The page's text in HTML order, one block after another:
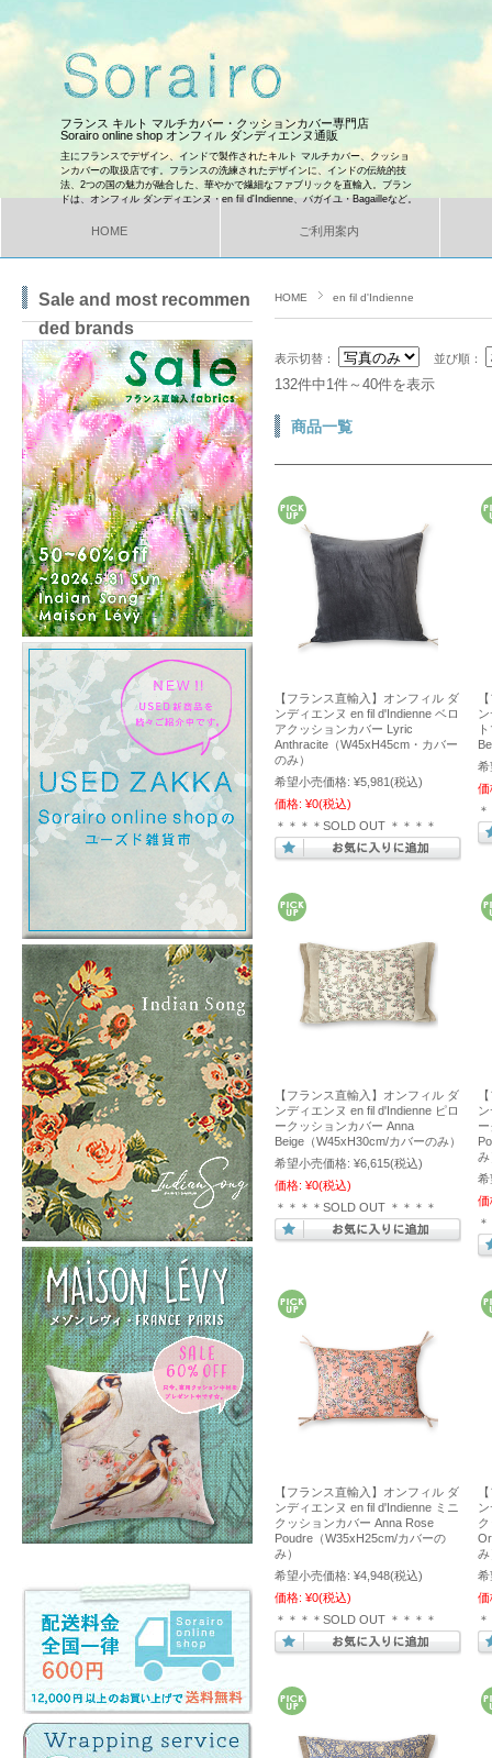
フランス キルト マルチカバー・クッションカバー専門店
Sorairo online shop オンフィル ダンディエンヌ通販
主にフランスでデザイン、インドで製作されたキルト マルチカバー、クッショ
ンカバーの取扱店です。フランスの洗練されたデザインに、インドの伝統的技
法、2つの国の魅力が融合した、華やかで繊細なファブリックを直輸入。ブラン
ドは、オンフィル ダンディエンヌ・en fil d'Indienne、バガイユ・Bagailleなど。
HOME ご利用案内
HOME en fil d'Indienne
表示切替： 並び順：
132件中1件～40件を表示
商品一覧
【フランス直輸入】オンフィル ダ
ンディエンヌ en fil d'Indienne ベロ
アクッションカバー Lyric
Anthracite（W45xH45cm・カバー
のみ）
希望小売価格: ¥5,981(税込)
価格: ¥0(税込)
＊＊＊＊SOLD OUT ＊＊＊＊
希
価
【フランス直輸入】オンフィル ダ
ンディエンヌ en fil d'Indienne ピロ
ークッションカバー Anna
Beige（W45xH30cm/カバーのみ）
希望小売価格: ¥6,615(税込)
価格: ¥0(税込)
＊＊＊＊SOLD OUT ＊＊＊＊
み
希
価
【フランス直輸入】オンフィル ダ
ンディエンヌ en fil d'Indienne ミニ
クッションカバー Anna Rose
Poudre（W35xH25cm/カバーの
み）
希望小売価格: ¥4,948(税込)
価格: ¥0(税込)
＊＊＊＊SOLD OUT ＊＊＊＊
み
希
価
Sale and most recommen
ded brands